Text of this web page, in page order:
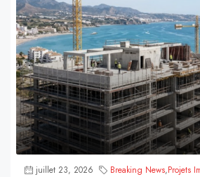
juillet 23, 2026 Breaking News,Projets